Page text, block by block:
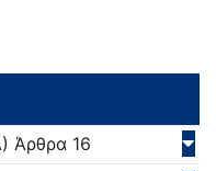
Άρθρα 16